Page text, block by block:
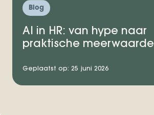
Blog
AI in HR: van hype naar
praktische meerwaarde
Geplaatst op: 25 juni 2026